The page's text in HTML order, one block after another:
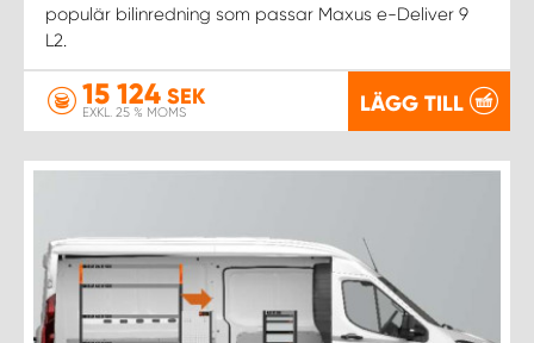
populär bilinredning som passar Maxus e-Deliver 9
L2.
15 124 SEK
EXKL. 25 % MOMS LÄGG TILL